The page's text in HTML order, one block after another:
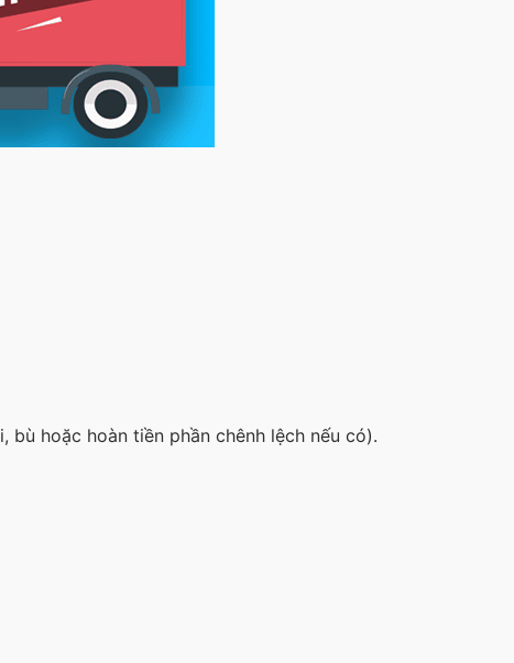
hoặc hoàn tiền phần chênh lệch nếu có).